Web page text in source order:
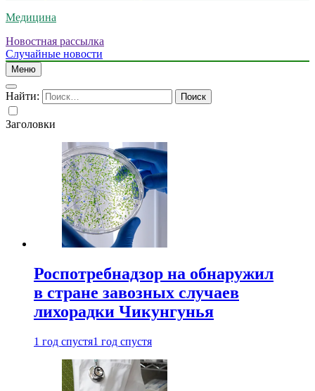
Медицина
Новостная рассылка
Случайные новости
Меню
Найти:
Заголовки
Роспотребнадзор на обнаружил
в стране завозных случаев
лихорадки Чикунгунья
1 год спустя1 год спустя